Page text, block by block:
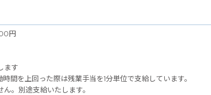
円
ます
間を上回った際は残業手当を1分単位で支給しています。
。別途支給いたします。